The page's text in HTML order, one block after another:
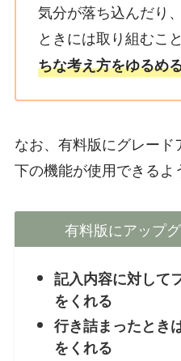
気分が落ち込んだり
ときには取り組むこと
ちな考え方をゆるめ
なお、有料版にグレー
下の機能が使用できるよ
有料版にアップ
記入内容に対して
をくれる
行き詰まったとき
をくれる